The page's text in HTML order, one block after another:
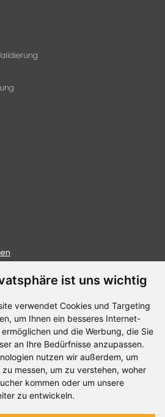
ist uns wichtig
verwendet Cookies und Targeting
um Ihnen ein besseres Internet-
ermöglichen und die Werbung, die Sie
an Ihre Bedürfnisse anzupassen.
nutzen wir außerdem, um
zu messen, um zu verstehen, woher
kommen oder um unsere
zu entwickeln.
der Brenz